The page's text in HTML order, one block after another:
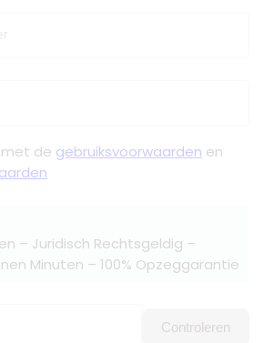
met de gebruiksvoorwaarden en
– Juridisch Rechtsgeldig –
Minuten – 100% Opzeggarantie
Controleren